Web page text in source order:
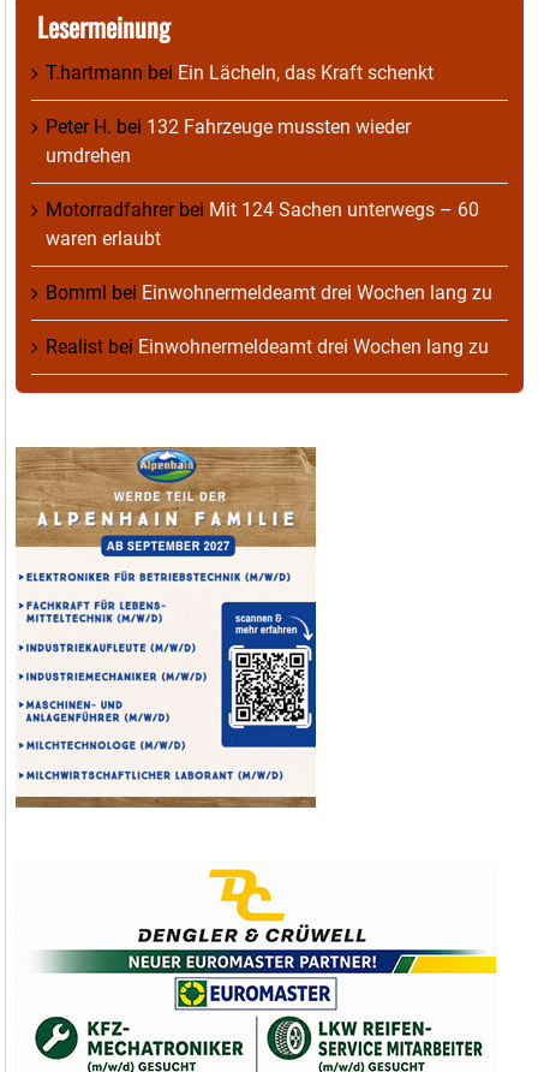
Lesermeinung
T.hartmann bei Ein Lächeln, das Kraft schenkt
Peter H. bei 132 Fahrzeuge mussten wieder
umdrehen
Motorradfahrerbei Mit 124 Sachen unterwegs – 60
waren erlaubt
Bomml bei Einwohnermeldeamt drei Wochen lang zu
Realist bei Einwohnermeldeamt drei Wochen lang zu